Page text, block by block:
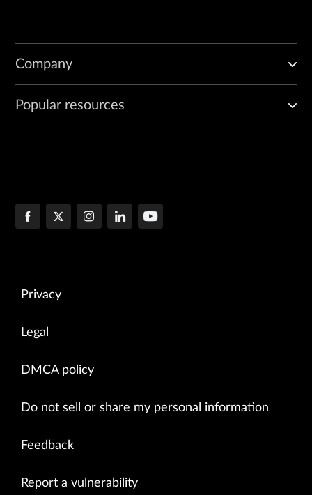
Company
Popular resources
Privacy
Legal
DMCA policy
Do not sell or share my personal information
Feedback
Report a vulnerability